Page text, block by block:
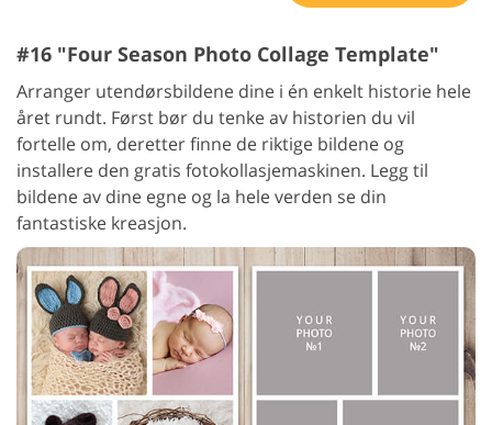
#16 "Four Season Photo Collage Template"
Arranger utendørsbildene dine i én enkelt historie hele
året rundt. Først bør du tenke av historien du vil
fortelle om, deretter finne de riktige bildene og
installere den gratis fotokollasjemaskinen. Legg til
bildene av dine egne og la hele verden se din
fantastiske kreasjon.